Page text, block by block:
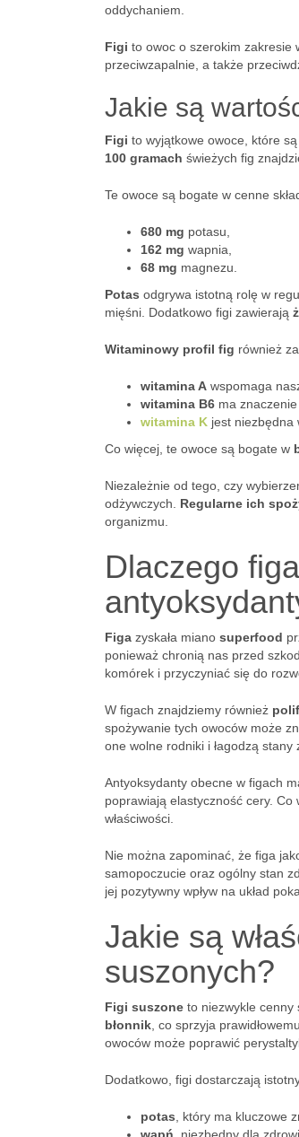
oddychaniem.
Figi to owoc o szerokim zakresie
przeciwzapalnie, a także
Jakie są
Figi to wyjątkowe owoce, które
100 gramach świeżych fig
Te owoce są bogate w cenne
680 mg potasu,
162 mg wapnia,
68 mg magnezu.
Potas odgrywa istotną rolę w
mięśni. Dodatkowo figi zawierają
Witaminowy profil fig również
witamina A wspomaga
witamina B6 ma znaczenie
witamina K jest niezbędna
Co więcej, te owoce są bogate w
Niezależnie od tego, czy
odżywczych. Regularne ich
organizmu.
Dlaczego
Figa zyskała miano superfood
ponieważ chronią nas przed
komórek i przyczyniać się do
W figach znajdziemy również
spożywanie tych owoców może
one wolne rodniki i łagodzą stany
Antyoksydanty obecne w figach
poprawiają elastyczność cery.
właściwości.
Nie można zapominać, że figa
samopoczucie oraz ogólny stan
jej pozytywny wpływ na układ
Jakie są
suszonych?
Figi suszone to niezwykle cenny
błonnik , co sprzyja
owoców może poprawić
Dodatkowo, figi dostarczają
potas , który ma kluczowe